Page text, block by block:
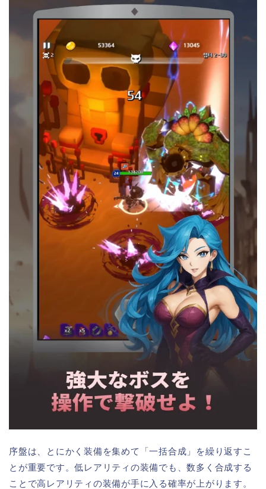
序盤は、とにかく装備を集めて「一括合成」を繰り返すこ
とが重要です。低レアリティの装備でも、数多く合成する
ことで高レアリティの装備が手に入る確率が上がります。